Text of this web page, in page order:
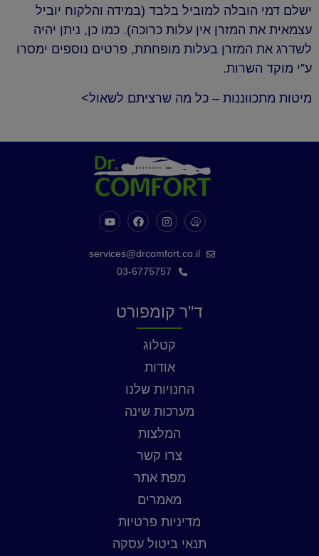
ישלם דמי הובלה למוביל בלבד (במידה והלקוח יוביל
עצמאית את המזרן אין עלות כרוכה). כמו כן, ניתן יהיה
לשדרג את המזרן בעלות מופחתת, פרטים נוספים ימסרו
ע”י מוקד השרות.
מיטות מתכווננות – כל מה שרציתם לשאול>
services@drcomfort.co.il
03-6775757
ד"ר קומפורט
קטלוג
אודות
החנויות שלנו
מערכות שינה
המלצות
צרו קשר
מפת אתר
מאמרים
מדיניות פרטיות
תנאי ביטול עסקה